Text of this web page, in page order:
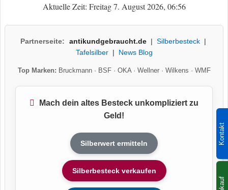
Kontakt
Aktuelle Zeit: Freitag 7. August 2026, 06:56
Partnerseite: antikundgebraucht.de| Silberbesteck|
Tafelsilber| News Blog
Top Marken: Bruckmann· BSF· OKA· Wellner· Wilkens · WMF
Mach dein altes Besteck unkompliziert zu
Geld!
Silberwert ermitteln
Silberbesteck verkaufen